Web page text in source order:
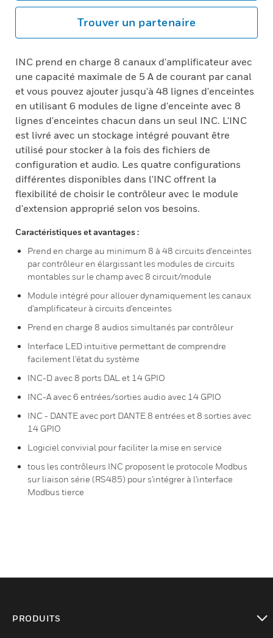
Trouver un partenaire
INC prend en charge 8 canaux d'amplificateur avec
une capacité maximale de 5 A de courant par canal
et vous pouvez ajouter jusqu'à 48 lignes d'enceintes
en utilisant 6 modules de ligne d'enceinte avec 8
lignes d'enceintes chacun dans un seul INC. L'INC
est livré avec un stockage intégré pouvant être
utilisé pour stocker à la fois des fichiers de
configuration et audio. Les quatre configurations
différentes disponibles dans l'INC offrent la
flexibilité de choisir le contrôleur avec le module
d'extension approprié selon vos besoins.
Caractéristiques et avantages :
Prend en charge au minimum 8 à 48 circuits d'enceintes
par contrôleur en élargissant les modules de circuits
montables sur le champ avec 8 circuit/module
Module intégré pour allouer dynamiquement les canaux
d'amplificateur à circuits d'enceintes
Prend en charge 8 audios simultanés par contrôleur
Interface LED intuitive permettant de comprendre
facilement l'état du système
INC-D avec 8 ports DAL et 14 GPIO
INC-A avec 6 entrées/sorties audio avec 14 GPIO
INC - DANTE avec port DANTE 8 entrées et 8 sorties avec
14 GPIO
Logiciel convivial pour faciliter la mise en service
tous les contrôleurs INC proposent le protocole Modbus
sur liaison série (RS485) pour s'intégrer à l'interface
Modbus tierce
PRODUITS